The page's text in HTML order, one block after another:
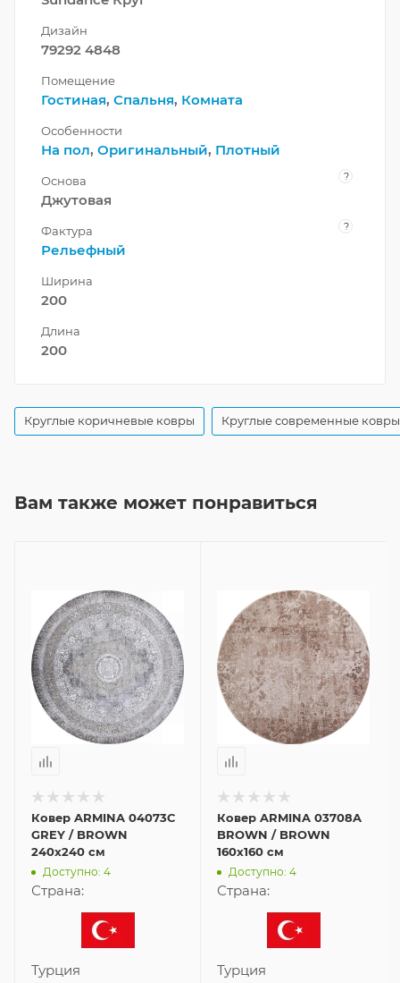
Дизайн
79292 4848
Помещение
Гостиная, Спальня, Комната
Особенности
На пол, Оригинальный, Плотный
Основа ?
Джутовая
Фактура ?
Рельефный
Ширина
200
Длина
200
Круглые коричневые ковры Круглые современные ковры
Вам также может понравиться
Ковер ARMINA 04073C
GREY / BROWN
240x240 см
Доступно: 4
Страна:
Турция
Ковер ARMINA 03708A
BROWN / BROWN
160x160 см
Доступно: 4
Страна:
Турция